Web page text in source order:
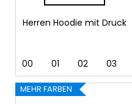
Herren Hoodie mit Druck
00 01 02 03
MEHR FARBEN